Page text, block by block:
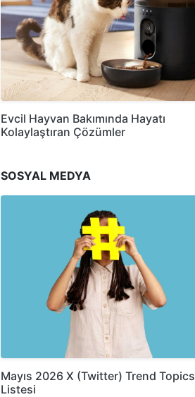
Evcil Hayvan Bakımında Hayatı
Kolaylaştıran Çözümler
SOSYAL MEDYA
Mayıs 2026 X (Twitter) Trend Topics
Listesi